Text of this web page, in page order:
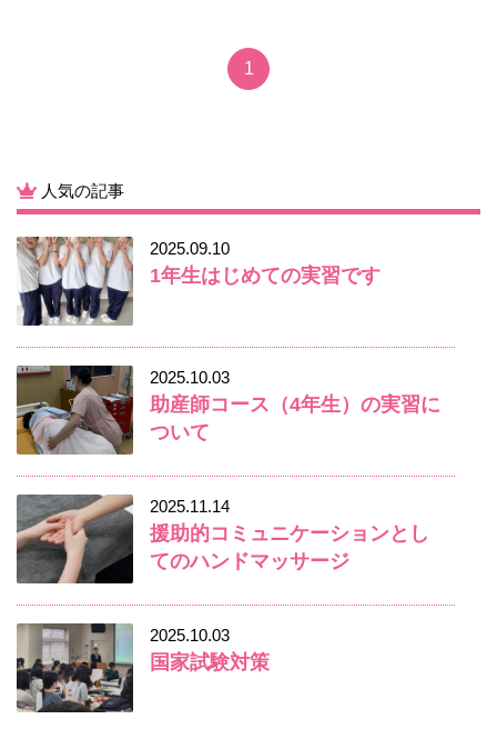
1
人気の記事
2025.09.10
1年生はじめての実習です
2025.10.03
助産師コース（4年生）の実習に
ついて
2025.11.14
援助的コミュニケーションとし
てのハンドマッサージ
2025.10.03
国家試験対策